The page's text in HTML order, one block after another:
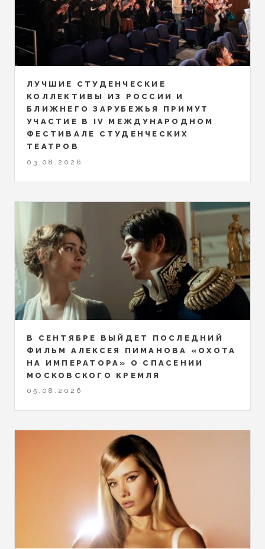
ЛУЧШИЕ СТУДЕНЧЕСКИЕ
КОЛЛЕКТИВЫ ИЗ РОССИИ И
БЛИЖНЕГО ЗАРУБЕЖЬЯ ПРИМУТ
УЧАСТИЕ В IV МЕЖДУНАРОДНОМ
ФЕСТИВАЛЕ СТУДЕНЧЕСКИХ
ТЕАТРОВ
03.08.2026
В СЕНТЯБРЕ ВЫЙДЕТ ПОСЛЕДНИЙ
ФИЛЬМ АЛЕКСЕЯ ПИМАНОВА «ОХОТА
НА ИМПЕРАТОРА» О СПАСЕНИИ
МОСКОВСКОГО КРЕМЛЯ
05.08.2026